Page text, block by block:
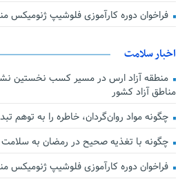
فراخوان دوره کارآموزی فلوشیپ ژنومیکس
اخبار سلامت
منطقه آزاد ارس در مسیر کسب نخستین
مناطق آزاد کشور
چگونه مواد روان‌گردان، خاطره را به توهم
چگونه با تغذیه صحیح در رمضان به
فراخوان دوره کارآموزی فلوشیپ ژنومیکس